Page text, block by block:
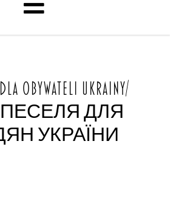
OBYWATELI UKRAINY/
ДЛЯ
УКРАЇНИ